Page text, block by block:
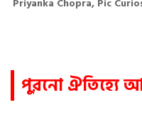
Priyanka Chopra, Pic
পুরনো ঐতিহ্যে